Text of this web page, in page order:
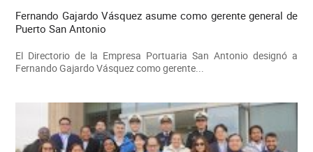
Fernando Gajardo Vásquez asume como gerente general de
Puerto San Antonio
El Directorio de la Empresa Portuaria San Antonio designó a
Fernando Gajardo Vásquez como gerente...